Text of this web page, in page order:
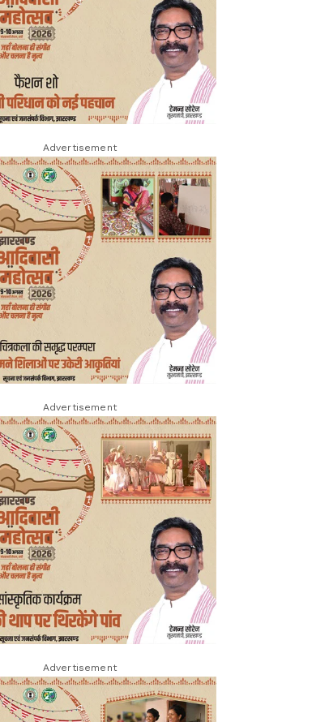
Advertisement
Advertisement
Advertisement